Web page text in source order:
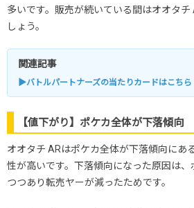
多いです。販売が続いている間はオオタ
しょう。
関連記事
▶バトルパートナーズの当たりカードはこちら
【値下がり】ポケカ全体が下落傾向
オオタチ ARはポケカ全体が下落傾向にあ
性が高いです。下落傾向になった原因は
つつあり転売ヤーが減ったためです。